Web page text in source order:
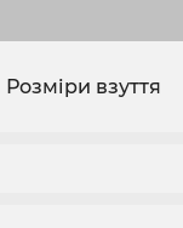
Розміри взуття